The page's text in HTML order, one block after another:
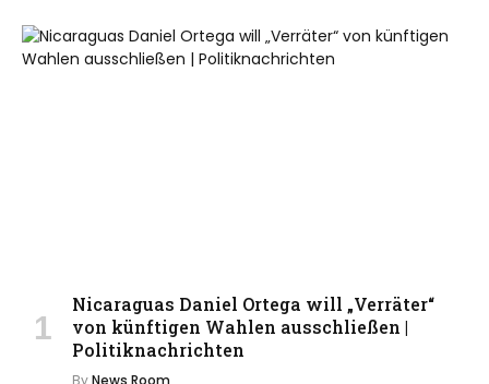
Nicaraguas Daniel Ortega will „Verräter“
von künftigen Wahlen ausschließen |
Politiknachrichten
ByNews Room